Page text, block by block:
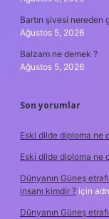
Bartın şivesi nereden
Ağustos 5, 2026
Balzam ne demek ?
Ağustos 5, 2026
Son yorumlar
Eski dilde diploma ne
Eski dilde diploma ne
Dünyanın Güneş
insanı kimdir ? için
Dünyanın Güneş